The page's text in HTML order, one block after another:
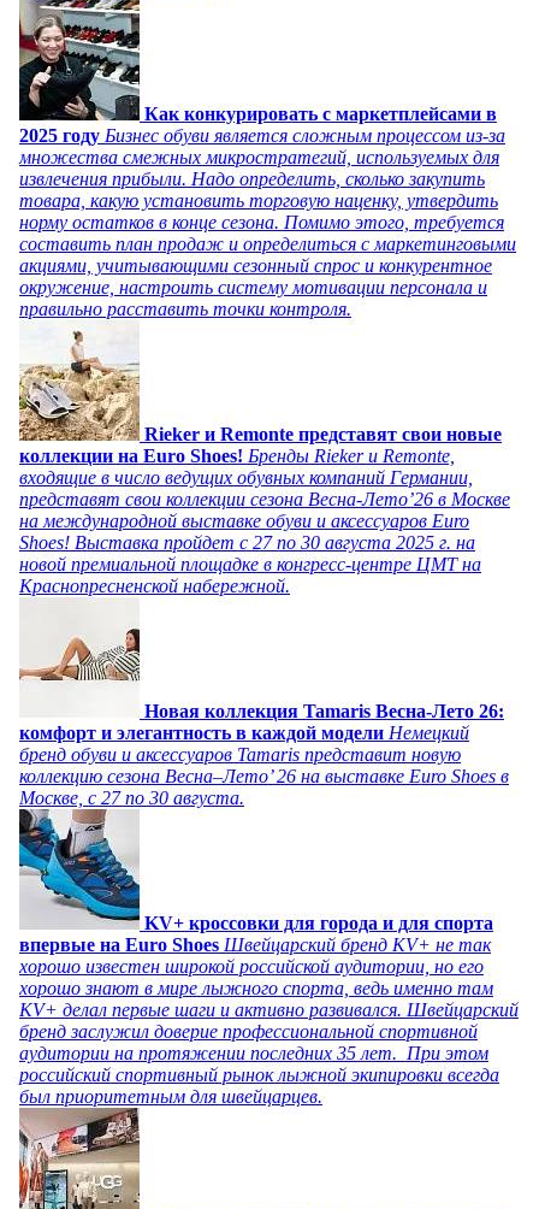
Как конкурировать с маркетплейсами в
2025 году Бизнес обуви является сложным процессом из-за
множества смежных микростратегий, используемых для
извлечения прибыли. Надо определить, сколько закупить
товара, какую установить торговую наценку, утвердить
норму остатков в конце сезона. Помимо этого, требуется
составить план продаж и определиться с маркетинговыми
акциями, учитывающими сезонный спрос и конкурентное
окружение, настроить систему мотивации персонала и
правильно расставить точки контроля.
Rieker и Remonte представят свои новые
коллекции на Euro Shoes! Бренды Rieker и Remonte,
входящие в число ведущих обувных компаний Германии,
представят свои коллекции сезона Весна-Лето’26 в Москве
на международной выставке обуви и аксессуаров Euro
Shoes! Выставка пройдет c 27 по 30 августа 2025 г. на
новой премиальной площадке в конгресс-центре ЦМТ на
Краснопресненской набережной.
Новая коллекция Tamaris Весна-Лето 26:
комфорт и элегантность в каждой модели Немецкий
бренд обуви и аксессуаров Tamaris представит новую
коллекцию сезона Весна–Лето’ 26 на выставке Euro Shoes в
Москве, с 27 по 30 августа.
KV+ кроссовки для города и для спорта
впервые на Euro Shoes Швейцарский бренд KV+ не так
хорошо известен широкой российской аудитории, но его
хорошо знают в мире лыжного спорта, ведь именно там
KV+ делал первые шаги и активно развивался. Швейцарский
бренд заслужил доверие профессиональной спортивной
аудитории на протяжении последних 35 лет. При этом
российский спортивный рынок лыжной экипировки всегда
был приоритетным для швейцарцев.